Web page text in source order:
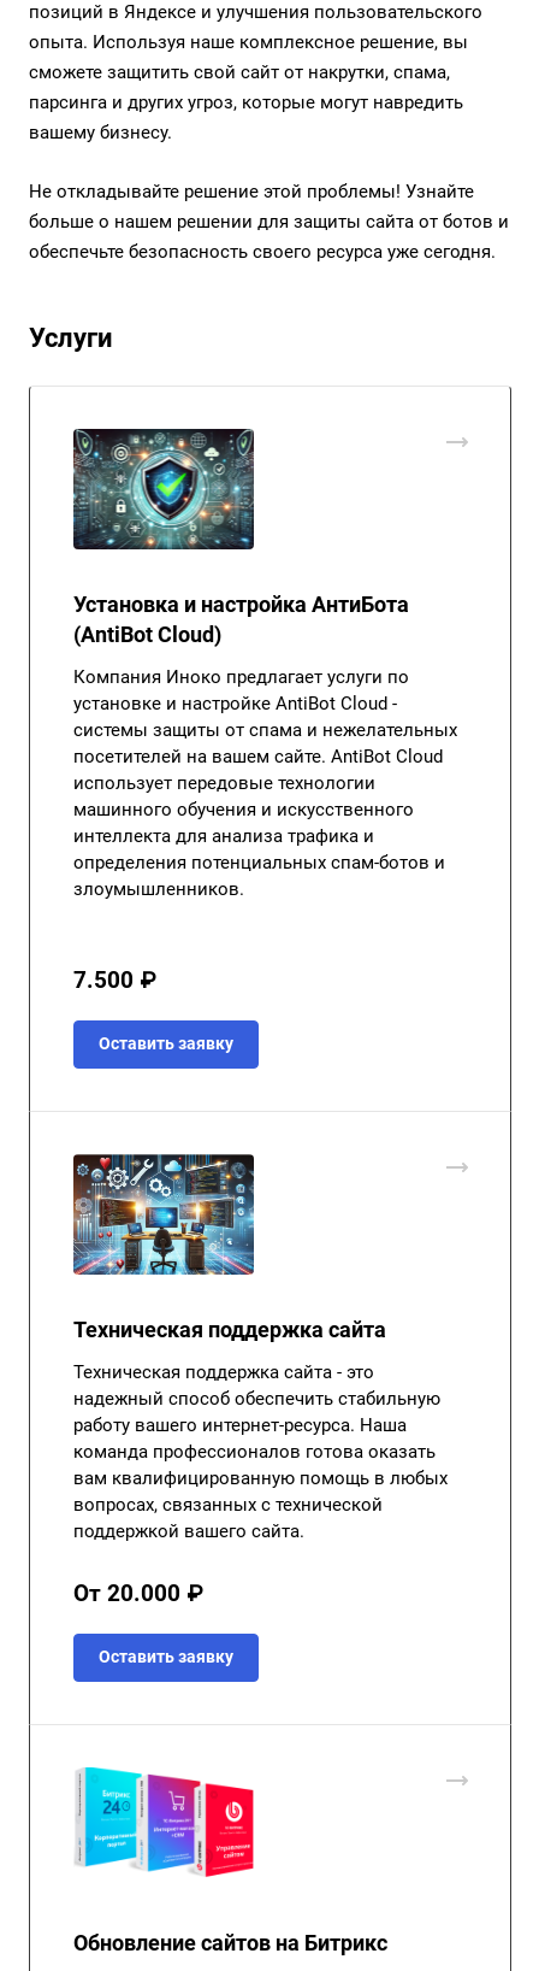
позиций в Яндексе и улучшения пользовательского
опыта. Используя наше комплексное решение, вы
сможете защитить свой сайт от накрутки, спама,
парсинга и других угроз, которые могут навредить
вашему бизнесу.
Не откладывайте решение этой проблемы! Узнайте
больше о нашем решении для защиты сайта от ботов и
обеспечьте безопасность своего ресурса уже сегодня.
Услуги
Установка и настройка АнтиБота
(AntiBot Cloud)
Компания Иноко предлагает услуги по
установке и настройке AntiBot Cloud -
системы защиты от спама и нежелательных
посетителей на вашем сайте. AntiBot Cloud
использует передовые технологии
машинного обучения и искусственного
интеллекта для анализа трафика и
определения потенциальных спам-ботов и
злоумышленников.
7.500 ₽
Оставить заявку
Техническая поддержка сайта
Техническая поддержка сайта - это
надежный способ обеспечить стабильную
работу вашего интернет-ресурса. Наша
команда профессионалов готова оказать
вам квалифицированную помощь в любых
вопросах, связанных с технической
поддержкой вашего сайта.
От 20.000 ₽
Оставить заявку
Обновление сайтов на Битрикс